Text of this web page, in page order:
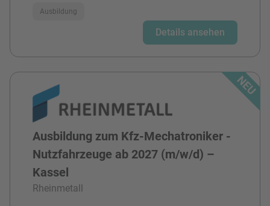
Ausbildung
Details ansehen
Ausbildung zum Kfz-Mechatroniker -
Nutzfahrzeuge ab 2027 (m/w/d) –
Kassel
Rheinmetall